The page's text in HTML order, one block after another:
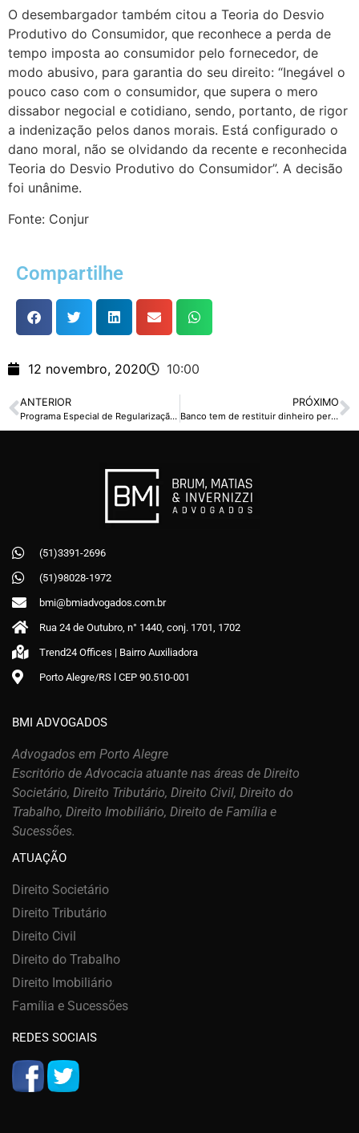
O desembargador também citou a Teoria do Desvio
Produtivo do Consumidor, que reconhece a perda de
tempo imposta ao consumidor pelo fornecedor, de
modo abusivo, para garantia do seu direito: “Inegável o
pouco caso com o consumidor, que supera o mero
dissabor negocial e cotidiano, sendo, portanto, de rigor
a indenização pelos danos morais. Está configurado o
dano moral, não se olvidando da recente e reconhecida
Teoria do Desvio Produtivo do Consumidor”. A decisão
foi unânime.
Fonte: Conjur
Compartilhe
12 novembro, 2020 10:00
ANTERIOR
Programa Especial de Regularização Tributária pode reabrir prazo de adesão
PRÓXIMO
Banco tem de restituir dinheiro perdido por cliente por causa de vírus de computador
(51)3391-2696
(51)98028-1972
bmi@bmiadvogados.com.br
Rua 24 de Outubro, n° 1440, conj. 1701, 1702
Trend24 Offices | Bairro Auxiliadora
Porto Alegre/RS ǀ CEP 90.510-001
BMI ADVOGADOS
Advogados em Porto Alegre
Escritório de Advocacia atuante nas áreas de Direito
Societário, Direito Tributário, Direito Civil, Direito do
Trabalho, Direito Imobiliário, Direito de Família e
Sucessões.
ATUAÇÃO
Direito Societário
Direito Tributário
Direito Civil
Direito do Trabalho
Direito Imobiliário
Família e Sucessões
REDES SOCIAIS